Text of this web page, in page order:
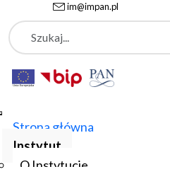
im@impan.pl
Szukaj
Strona główna
Instytut
O Instytucie